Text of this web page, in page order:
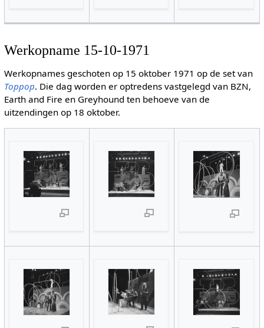
Werkopname 15-10-1971
Werkopnames geschoten op 15 oktober 1971 op de set van
Toppop. Die dag worden er optredens vastgelegd van BZN,
Earth and Fire en Greyhound ten behoeve van de
uitzendingen op 18 oktober.